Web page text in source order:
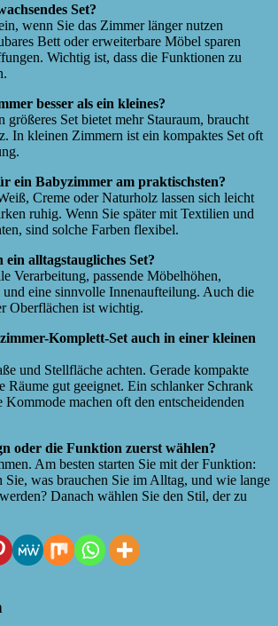
Set?
wenn Sie das Zimmer länger nutzen
Bett oder erweiterbare Möbel sparen
Wichtig ist, dass die Funktionen zu
besser als ein kleines?
Set bietet mehr Stauraum, braucht
In kleinen Zimmern ist ein kompaktes Set oft
ein Babyzimmer am praktischsten?
Creme oder Naturholz lassen sich leicht
ruhig. Wenn Sie später mit Textilien und
sind solche Farben flexibel.
alltagstaugliches Set?
Verarbeitung, passende Möbelhöhen,
und eine sinnvolle Innenaufteilung. Auch die
Oberflächen ist wichtig.
Komplett-Set auch in einer kleinen
und Stellfläche achten. Gerade kompakte
Räume gut geeignet. Ein schlanker Schrank
machen oft den entscheidenden
oder die Funktion zuerst wählen?
Am besten starten Sie mit der Funktion:
Sie, was brauchen Sie im Alltag, und wie lange
Danach wählen Sie den Stil, der zu